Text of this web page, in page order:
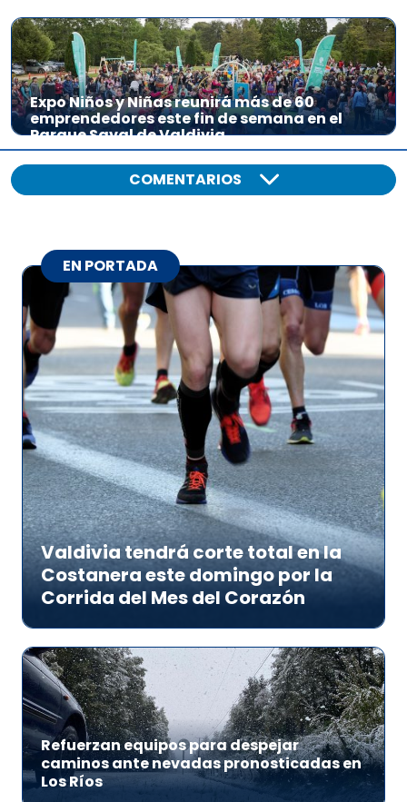
Expo Niños y Niñas reunirá más de 60
emprendedores este fin de semana en el
Parque Saval de Valdivia
COMENTARIOS
EN PORTADA
Valdivia tendrá corte total en la
Costanera este domingo por la
Corrida del Mes del Corazón
Refuerzan equipos para despejar
caminos ante nevadas pronosticadas en
Los Ríos